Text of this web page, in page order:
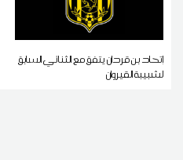
إتحاد بن قردان يتفق مع الثنائي السابق
لشبيبة القيروان